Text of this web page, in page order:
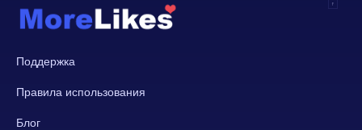
Поддержка
Правила использования
Блог